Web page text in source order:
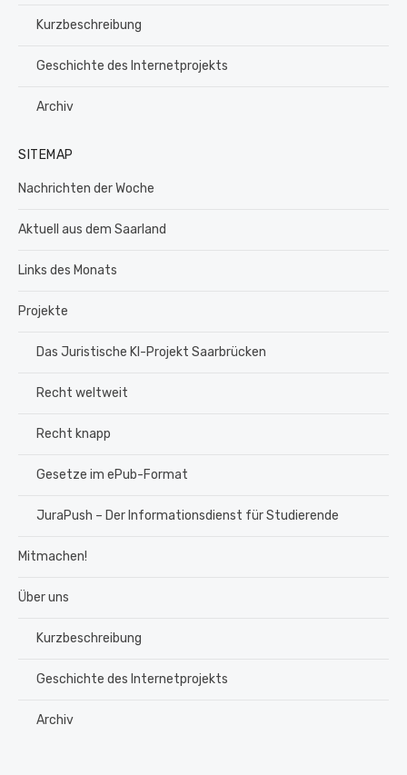
Kurzbeschreibung
Geschichte des Internetprojekts
Archiv
SITEMAP
Nachrichten der Woche
Aktuell aus dem Saarland
Links des Monats
Projekte
Das Juristische KI-Projekt Saarbrücken
Recht weltweit
Recht knapp
Gesetze im ePub-Format
JuraPush – Der Informationsdienst für Studierende
Mitmachen!
Über uns
Kurzbeschreibung
Geschichte des Internetprojekts
Archiv